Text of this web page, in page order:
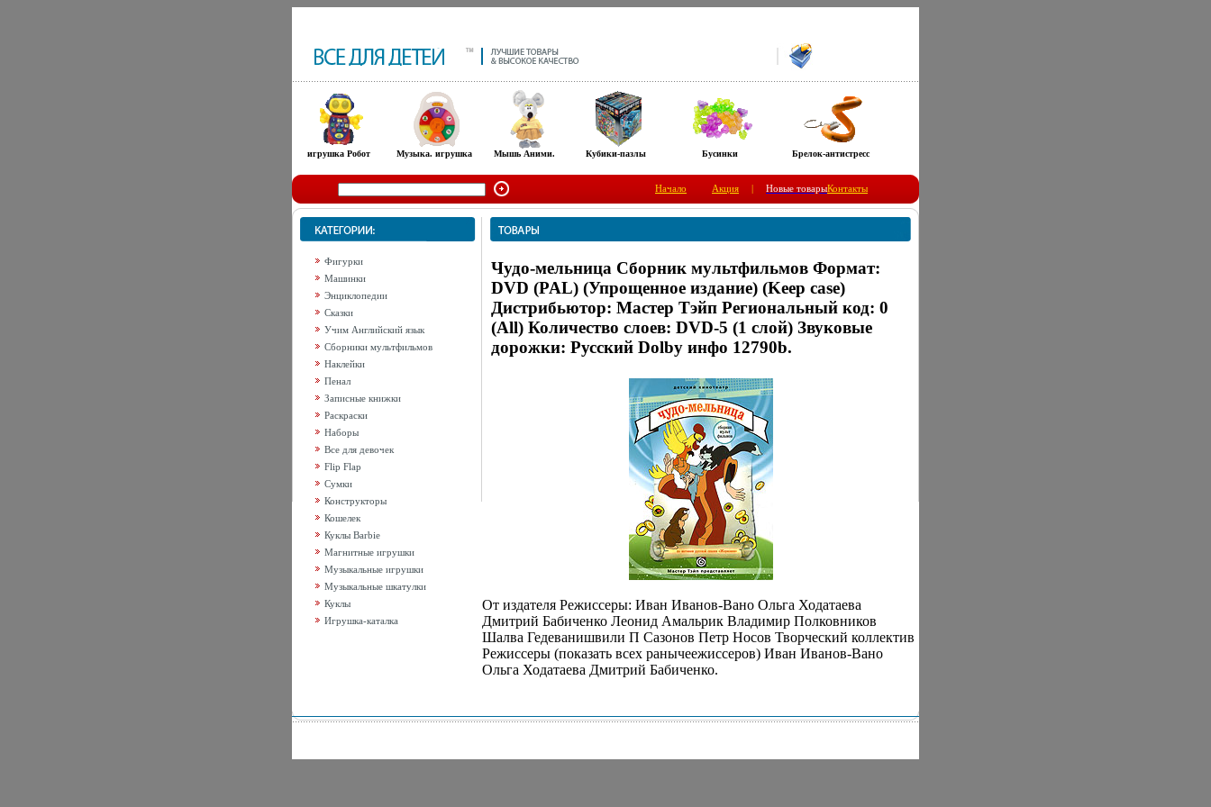
игрушка Робот Музыка. игрушка Мышь Аними. Кубики-пазлы Бусинки Брелок-антистресс
Начало Акция | Новые товарыКонтакты
Фигурки
Машинки
Энциклопедии
Сказки
Учим Английский язык
Сборники мультфильмов
Наклейки
Пенал
Записные книжки
Раскраски
Наборы
Все для девочек
Flip Flap
Сумки
Конструкторы
Кошелек
Куклы Barbie
Магнитные игрушки
Музыкальные игрушки
Музыкальные шкатулки
Куклы
Игрушка-каталка
Чудо-мельница Сборник мультфильмов Формат:
DVD (PAL) (Упрощенное издание) (Keep case)
Дистрибьютор: Мастер Тэйп Региональный код: 0
(All) Количество слоев: DVD-5 (1 слой) Звуковые
дорожки: Русский Dolby инфо 12790b.
От издателя Режиссеры: Иван Иванов-Вано Ольга Ходатаева
Дмитрий Бабиченко Леонид Амальрик Владимир Полковников
Шалва Гедеванишвили П Сазонов Петр Носов Творческий коллектив
Режиссеры (показать всех ранычеежиссеров) Иван Иванов-Вано
Ольга Ходатаева Дмитрий Бабиченко.